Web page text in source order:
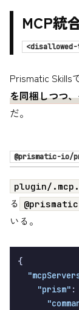
MCP統
Prismatic Skills
を同梱しつつ
だ。
@prismatic-io/
plugin/
る
いる。
{
"prism" :